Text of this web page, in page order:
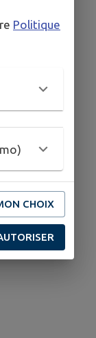
Politique
CHOIX